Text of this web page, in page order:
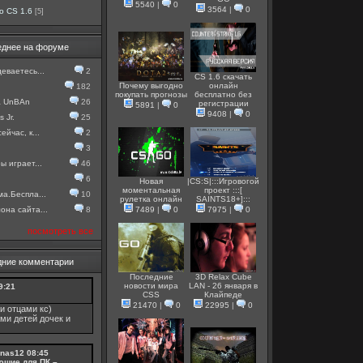
CS 1.6 [5]
на форуме
2
182
UnBAn
26
Jr.
25
к...
2
3
играет...
46
6
10
сайта...
8
посмотреть все
комментарии
отцами кс)
детей дочек и
08:45
5540 | 0
3564 | 0
Почему выгодно
покупать прогнозы
5891 | 0
CS 1.6 скачать
онлайн
бесплатно без
регистрации
9408 | 0
Новая
моментальная
рулетка онлайн
7489 | 0
|CS:S|:::Игровогой
проект :::[
SAINTS18+]:::
7975 | 0
Последние
новости мира
CSS
21470 | 0
3D Relax Cube
LAN - 26 января в
Клайпеде
22995 | 0